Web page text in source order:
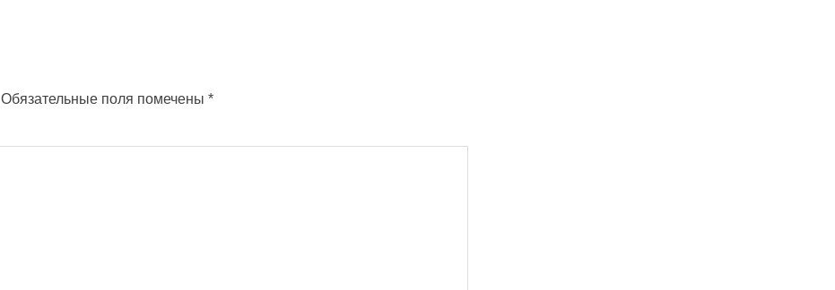
Обязательные поля помечены *